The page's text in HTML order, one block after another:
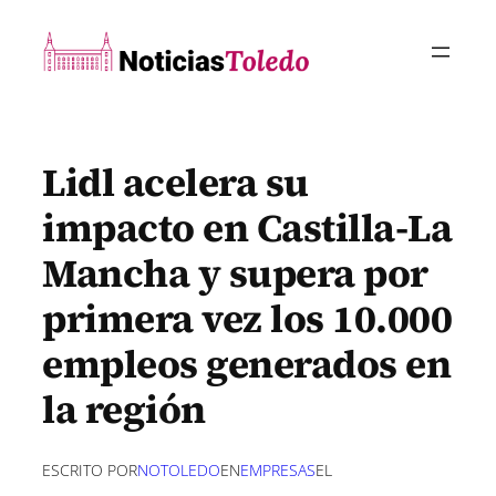
contenido
Lidl acelera su
impacto en Castilla-La
Mancha y supera por
primera vez los 10.000
empleos generados en
la región
ESCRITO PORNOTOLEDOENEMPRESASEL